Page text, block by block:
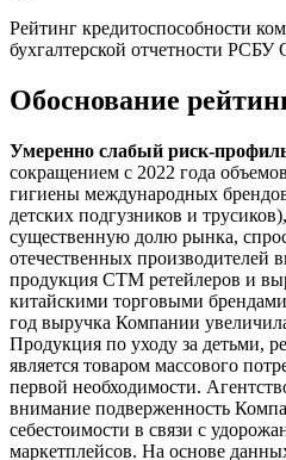
Рейтинг кредитоспособности
бухгалтерской отчетности
Обоснование
Умеренно слабый риск-
сокращением с 2022 года
гигиены международных
детских подгузников и
существенную долю рынка,
отечественных производителей
продукция СТМ ретейлеров и
китайскими торговыми
год выручка Компании
Продукция по уходу за детьми,
является товаром массового
первой необходимости.
внимание подверженность
себестоимости в связи с
маркетплейсов. На основе